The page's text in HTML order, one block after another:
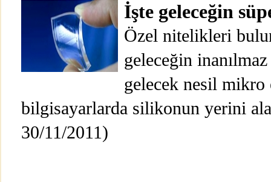
İşte geleceğin
Özel nitelikleri
geleceğin
gelecek nesil
bilgisayarlarda silikonun yerini
30/11/2011)